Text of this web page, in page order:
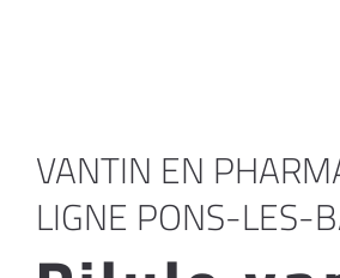
VANTIN EN
LIGNE PONS-LES-